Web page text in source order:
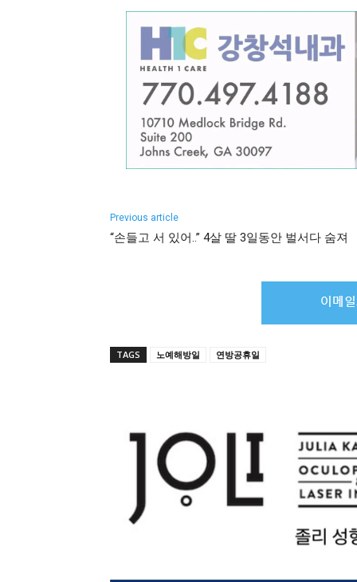
Previous article
“손들고 서 있어..” 4살 딸 3일동안 벌서다 숨져
TAGS 노예해방일 연방공휴일